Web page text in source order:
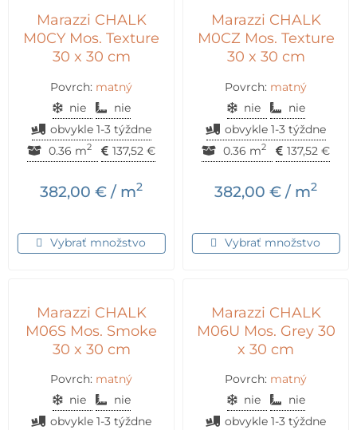
Marazzi CHALK
M0CY Mos. Texture
30 x 30 cm
Povrch: matný
nie
nie
obvykle 1-3 týždne
0.36 m2 137,52 €
382,00 € / m2
Vybrať množstvo
Marazzi CHALK
M0CZ Mos. Texture
30 x 30 cm
Povrch: matný
nie
nie
obvykle 1-3 týždne
0.36 m2 137,52 €
382,00 € / m2
Vybrať množstvo
Marazzi CHALK
M06S Mos. Smoke
30 x 30 cm
Povrch: matný
nie
nie
obvykle 1-3 týždne
Marazzi CHALK
M06U Mos. Grey 30
x 30 cm
Povrch: matný
nie
nie
obvykle 1-3 týždne